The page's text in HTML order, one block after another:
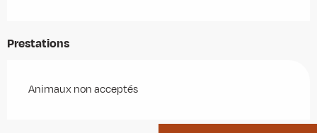
Prestations
Animaux non acceptés